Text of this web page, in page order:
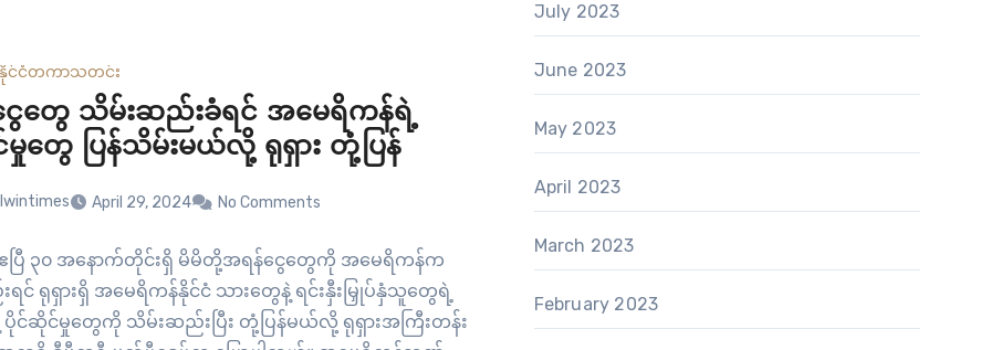
ေး ထိုင်းက…
င်ငံတကာသတင်း
ေတွေ သိမ်းဆည်းခံရင် အမေရိကန်ရဲ့
တွေ ပြန်သိမ်းမယ်လို့ ရုရှား တုံ့ပြန်
April 29, 2024 No Comments
ဧပြီ ၃၀ အနောက်တိုင်းရှိ မိမိတို့အရန်ငွေတွေကို အမေရိကန်က
င် ရုရှားရှိ အမေရိကန်နိုင်ငံ သားတွေနဲ့ ရင်းနှီးမြှုပ်နှံသူတွေရဲ့
ပိုင်ဆိုင်မှုတွေကို သိမ်းဆည်းပြီး တုံ့ပြန်မယ်လို့ ရုရှားအကြီးတန်း
July 2023
June 2023
May 2023
April 2023
March 2023
February 2023